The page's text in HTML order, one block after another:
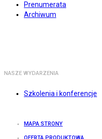
Prenumerata
Archiwum
NASZE WYDARZENIA
Szkolenia i konferencje
MAPA STRONY